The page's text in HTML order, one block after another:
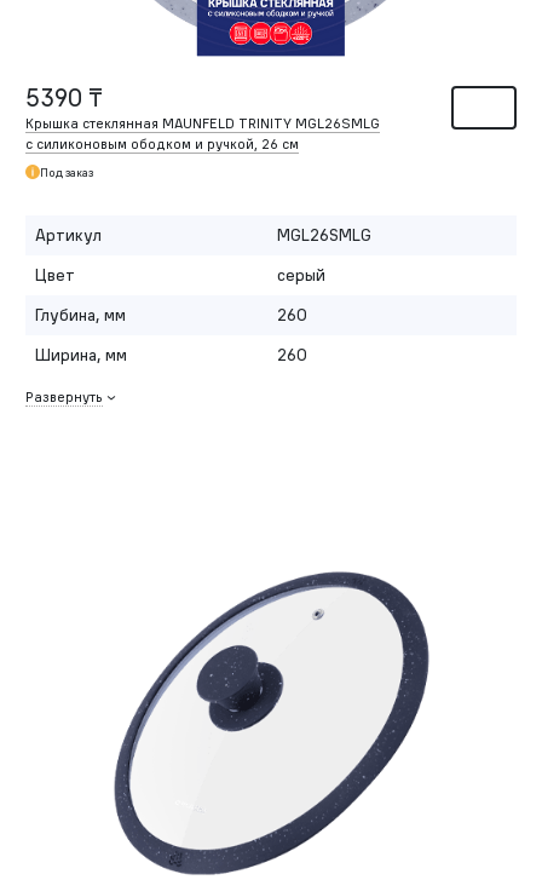
5390 ₸
Крышка стеклянная MAUNFELD TRINITY MGL26SMLG
с силиконовым ободком и ручкой, 26 см
Под заказ
Артикул
MGL26SMLG
Цвет
серый
Глубина, мм
260
Ширина, мм
260
Развернуть